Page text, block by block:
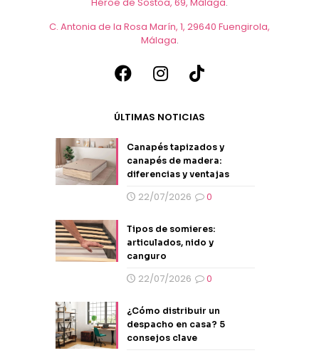
C. Antonia de la Rosa Marín, 1, 29640 Fuengirola,
Málaga.
ÚLTIMAS NOTICIAS
Canapés tapizados y
canapés de madera:
diferencias y ventajas
22/07/2026 0
Tipos de somieres:
articulados, nido y
canguro
22/07/2026 0
¿Cómo distribuir un
despacho en casa? 5
consejos clave